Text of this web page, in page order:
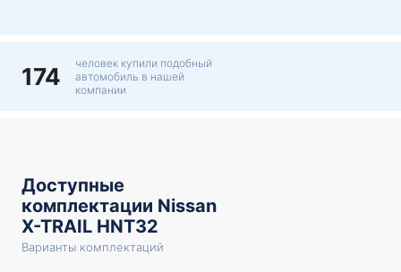
174
человек купили подобный
автомобиль в нашей
компании
Доступные
комплектации Nissan
X-TRAIL HNT32
Варианты комплектаций